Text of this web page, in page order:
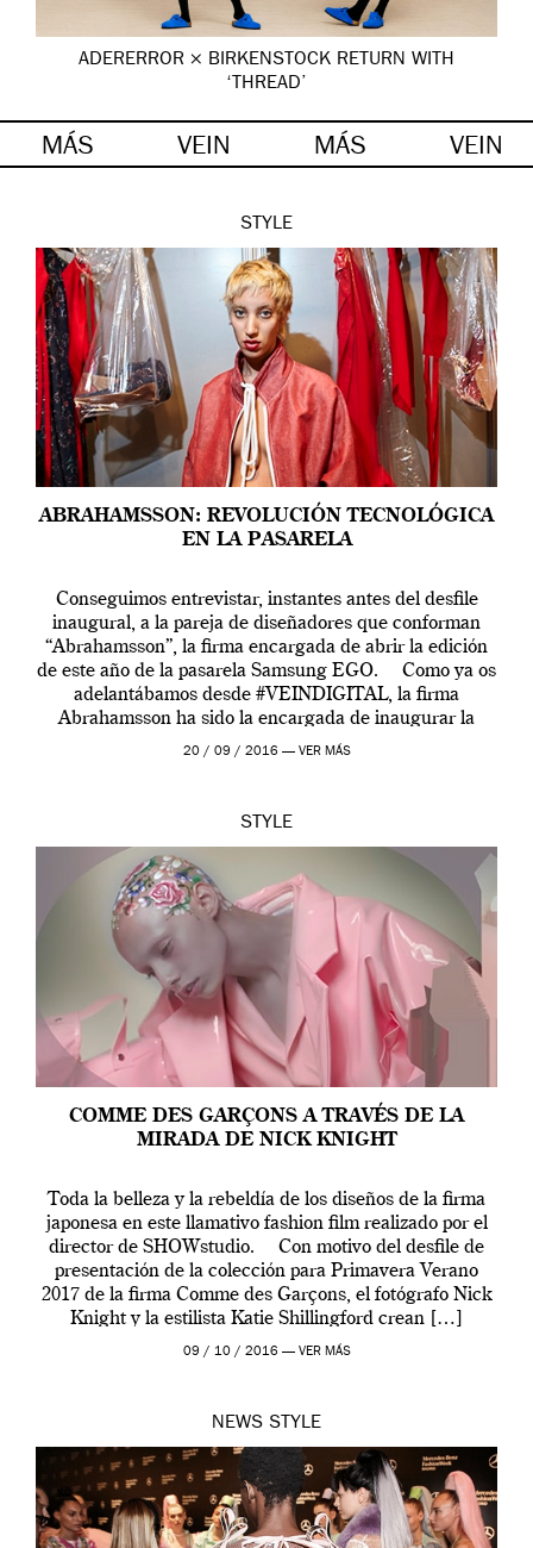
ADERERROR × BIRKENSTOCK RETURN WITH
‘THREAD’
MÁS VEIN MÁS VEIN
STYLE
ABRAHAMSSON: REVOLUCIÓN TECNOLÓGICA
EN LA PASARELA
Conseguimos entrevistar, instantes antes del desfile
inaugural, a la pareja de diseñadores que conforman
“Abrahamsson”, la firma encargada de abrir la edición
de este año de la pasarela Samsung EGO. Como ya os
adelantábamos desde #VEINDIGITAL, la firma
Abrahamsson ha sido la encargada de inaugurar la
edición de este año de EGO, la […]
20 / 09 / 2016 — VER MÁS
STYLE
COMME DES GARÇONS A TRAVÉS DE LA
MIRADA DE NICK KNIGHT
Toda la belleza y la rebeldía de los diseños de la firma
japonesa en este llamativo fashion film realizado por el
director de SHOWstudio. Con motivo del desfile de
presentación de la colección para Primavera Verano
2017 de la firma Comme des Garçons, el fotógrafo Nick
Knight y la estilista Katie Shillingford crean […]
09 / 10 / 2016 — VER MÁS
NEWS STYLE